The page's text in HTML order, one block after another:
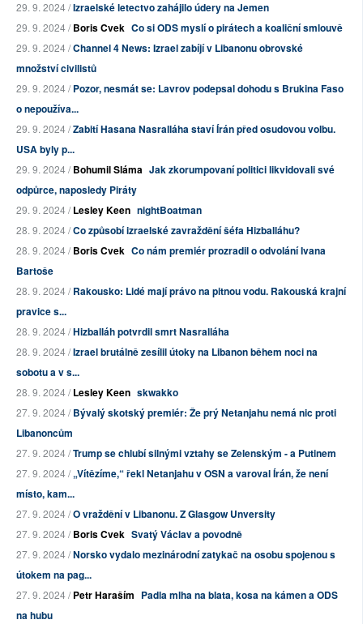
29. 9. 2024 /Izraelské letectvo zahájilo údery na Jemen
29. 9. 2024 /Boris Cvek Co si ODS myslí o pirátech a koaliční smlouvě
29. 9. 2024 /Channel 4 News: Izrael zabíjí v Libanonu obrovské
množství civilistů
29. 9. 2024 /Pozor, nesmát se: Lavrov podepsal dohodu s Brukina Faso
o nepoužíva...
29. 9. 2024 /Zabití Hasana Nasralláha staví Írán před osudovou volbu.
USA byly p...
29. 9. 2024 /Bohumil Sláma Jak zkorumpovaní politici likvidovali své
odpůrce, naposledy Piráty
29. 9. 2024 /Lesley Keen nightBoatman
28. 9. 2024 /Co způsobí izraelské zavraždění šéfa Hizballáhu?
28. 9. 2024 /Boris Cvek Co nám premiér prozradil o odvolání Ivana
Bartoše
28. 9. 2024 /Rakousko: Lidé mají právo na pitnou vodu. Rakouská krajní
pravice s...
28. 9. 2024 /Hizballáh potvrdil smrt Nasralláha
28. 9. 2024 /Izrael brutálně zesílil útoky na Libanon během noci na
sobotu a v s...
28. 9. 2024 /Lesley Keen skwakko
27. 9. 2024 /Bývalý skotský premiér: Že prý Netanjahu nemá nic proti
Libanoncům
27. 9. 2024 /Trump se chlubí silnými vztahy se Zelenským - a Putinem
27. 9. 2024 /„Vítězíme,“ řekl Netanjahu v OSN a varoval Írán, že není
místo, kam...
27. 9. 2024 /O vraždění v Libanonu. Z Glasgow Unversity
27. 9. 2024 /Boris Cvek Svatý Václav a povodně
27. 9. 2024 /Norsko vydalo mezinárodní zatykač na osobu spojenou s
útokem na pag...
27. 9. 2024 /Petr Haraším Padla mlha na blata, kosa na kámen a ODS
na hubu